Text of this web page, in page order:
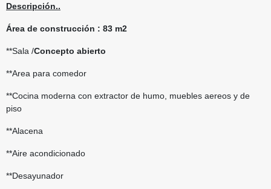
Descripción..
Área de construcción : 83 m2
**Sala /Concepto abierto
**Area para comedor
**Cocina moderna con extractor de humo, muebles aereos y de
piso
**Alacena
**Aire acondicionado
**Desayunador